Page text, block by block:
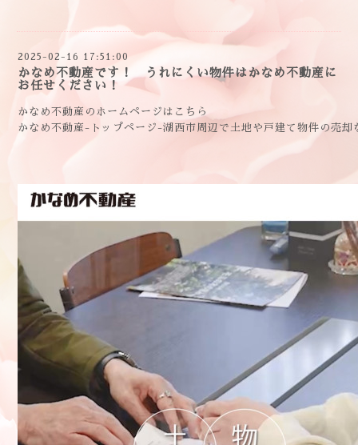
2025-02-16 17:51:00
かなめ不動産です！ うれにくい物件はかなめ不動産に
お任せください！
かなめ不動産のホームページはこちら
かなめ不動産-トップページ-湖西市周辺で土地や戸建て物件の売却